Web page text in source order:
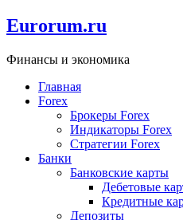
Eurorum.ru
Финансы и экономика
Главная
Forex
Брокеры Forex
Индикаторы Forex
Стратегии Forex
Банки
Банковские карты
Дебетовые
Кредитные
Депозиты